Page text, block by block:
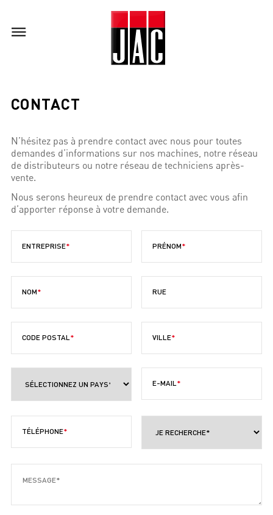
CONTACT
N’hésitez pas à prendre contact avec nous pour toutes
demandes d’informations sur nos machines, notre réseau
de distributeurs ou notre réseau de techniciens après-
vente.
Nous serons heureux de prendre contact avec vous afin
d’apporter réponse à votre demande.
ENTREPRISE PRÉNOM
NOM RUE
CODE POSTAL VILLE
E-MAIL
TÉLÉPHONE